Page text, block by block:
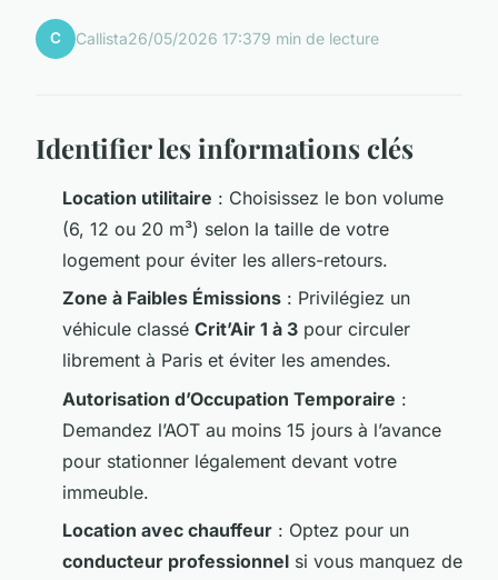
C Callista26/05/2026 17:379 min de lecture
Identifier les informations clés
Location utilitaire : Choisissez le bon volume
(6, 12 ou 20 m³) selon la taille de votre
logement pour éviter les allers-retours.
Zone à Faibles Émissions : Privilégiez un
véhicule classé Crit’Air 1 à 3 pour circuler
librement à Paris et éviter les amendes.
Autorisation d’Occupation Temporaire :
Demandez l’AOT au moins 15 jours à l’avance
pour stationner légalement devant votre
immeuble.
Location avec chauffeur : Optez pour un
conducteur professionnel si vous manquez de